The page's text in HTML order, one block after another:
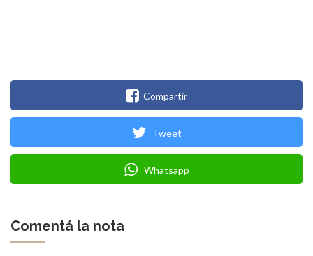
Compartir
Tweet
Whatsapp
Comentá la nota